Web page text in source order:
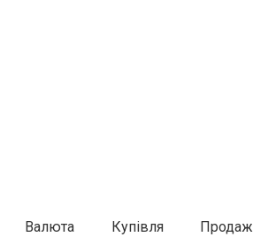
Валюта Купівля
Продаж